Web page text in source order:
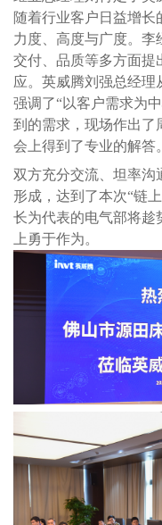
随着行业客户日益增
力度、高度与广度。李
交付、品质等多方面提
应。英威腾刘强总经理
强调了“以客户需求为
到的需求，现场作出了
会上得到了专业的解答。
双方充分交流、坦率沟
形成，达到了本次“链
长为代表的电气部将趁
上勇于作为。